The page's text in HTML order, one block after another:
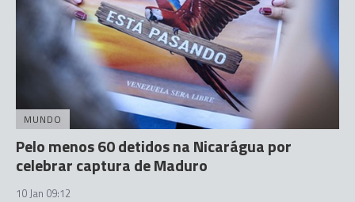
MUNDO
Pelo menos 60 detidos na Nicarágua por
celebrar captura de Maduro
10 Jan 09:12